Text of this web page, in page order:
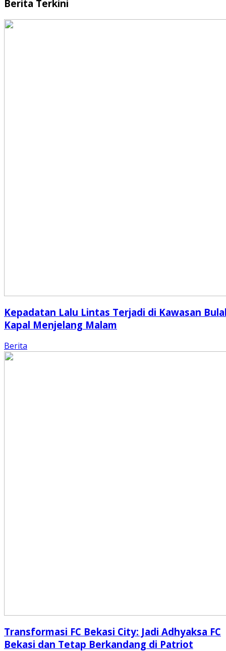
Berita Terkini
Kepadatan Lalu Lintas Terjadi di Kawasan
Kapal Menjelang Malam
Berita
Transformasi FC Bekasi City: Jadi Adhyaksa FC
Bekasi dan Tetap Berkandang di Patriot